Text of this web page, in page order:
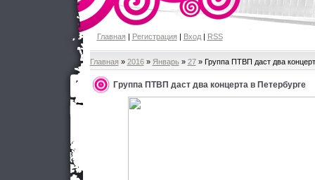
Главная| Регистрация| Вход| RSS
Главная » 2016 » Январь » 27» Группа ПТВП даст два
Группа ПТВП даст два концерта в Петербурге